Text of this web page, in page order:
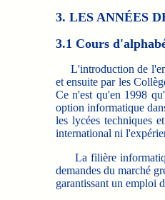
3. LES ANNÉES
3.1 Cours
L'introduction de
et ensuite par les
Ce n'est qu'en 1998
option informatique
les lycées techniques
international ni
La filière
demandes du marché
garantissant un emploi